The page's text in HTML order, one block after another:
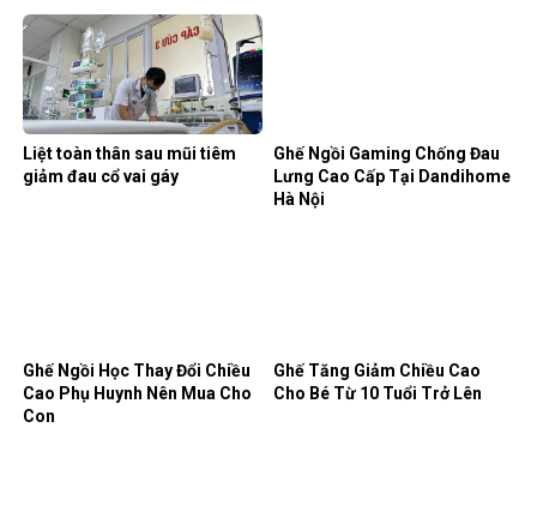
Liệt toàn thân sau mũi tiêm
giảm đau cổ vai gáy
Ghế Ngồi Gaming Chống Đau
Lưng Cao Cấp Tại Dandihome
Hà Nội
Ghế Ngồi Học Thay Đổi Chiều
Cao Phụ Huynh Nên Mua Cho
Con
Ghế Tăng Giảm Chiều Cao
Cho Bé Từ 10 Tuổi Trở Lên